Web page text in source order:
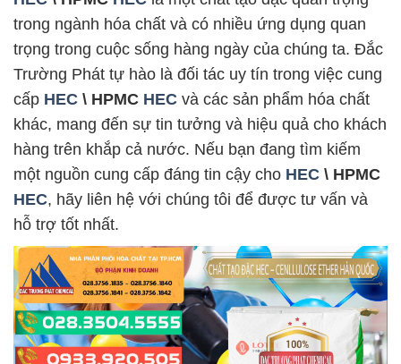
trong ngành hóa chất và có nhiều ứng dụng quan
trọng trong cuộc sống hàng ngày của chúng ta. Đắc
Trường Phát tự hào là đối tác uy tín trong việc cung
cấp HEC \ HPMC HEC và các sản phẩm hóa chất
khác, mang đến sự tin tưởng và hiệu quả cho khách
hàng trên khắp cả nước. Nếu bạn đang tìm kiếm
một nguồn cung cấp đáng tin cậy cho HEC \ HPMC
HEC, hãy liên hệ với chúng tôi để được tư vấn và
hỗ trợ tốt nhất.